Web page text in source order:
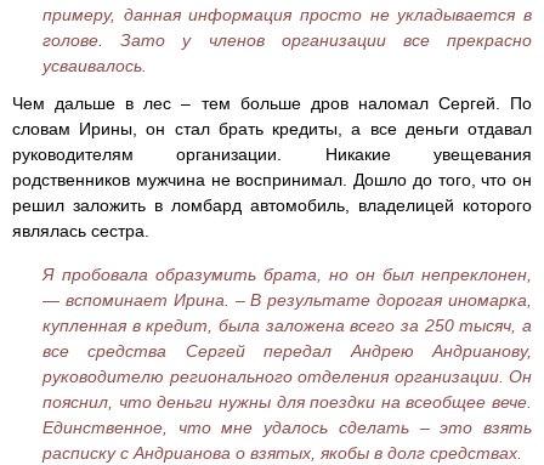
примеру, данная информация просто не укладывается в
голове. Зато у членов организации все прекрасно
усваивалось.
Чем дальше в лес – тем больше дров наломал Сергей. По
словам Ирины, он стал брать кредиты, а все деньги отдавал
руководителям организации. Никакие увещевания
родственников мужчина не воспринимал. Дошло до того, что он
решил заложить в ломбард автомобиль, владелицей которого
являлась сестра.
Я пробовала образумить брата, но он был непреклонен,
— вспоминает Ирина. – В результате дорогая иномарка,
купленная в кредит, была заложена всего за 250 тысяч, а
все средства Сергей передал Андрею Андрианову,
руководителю регионального отделения организации. Он
пояснил, что деньги нужны для поездки на всеобщее вече.
Единственное, что мне удалось сделать – это взять
расписку с Андрианова о взятых, якобы в долг средствах.